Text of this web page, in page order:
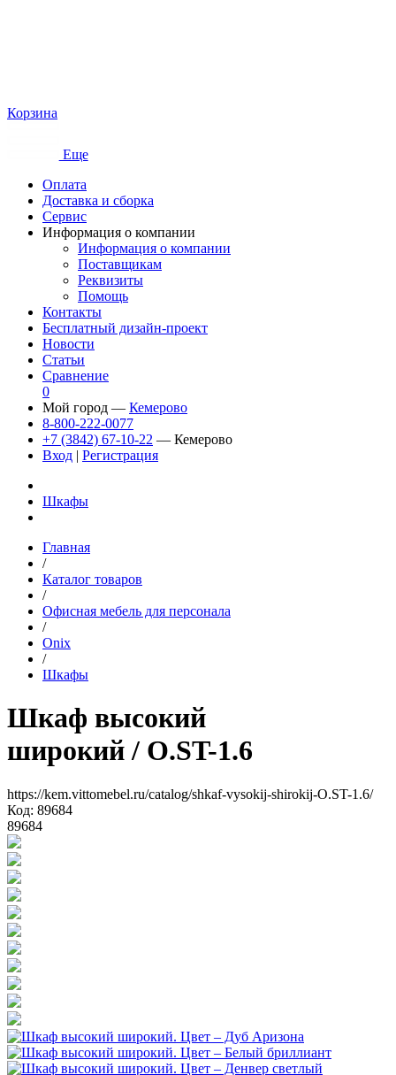
Корзина
Еще
Оплата
Доставка и сборка
Сервис
Информация о компании
Информация о компании
Поставщикам
Реквизиты
Помощь
Контакты
Бесплатный дизайн-проект
Новости
Статьи
Сравнение
0
Мой город — Кемерово
8-800-222-0077
+7 (3842) 67-10-22 — Кемерово
Вход | Регистрация
Шкафы
Главная
/
Каталог товаров
/
Офисная мебель для персонала
/
Onix
/
Шкафы
Шкаф высокий
широкий / O.ST-1.6
https://kem.vittomebel.ru/catalog/shkaf-vysokij-shirokij-O.ST-1.6/
Код: 89684
89684